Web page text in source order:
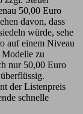
50,00 Euro
davon, dass
würde, sehe
auf einem Niveau
zu
nur 50,00 Euro
der Listenpreis
schnelle